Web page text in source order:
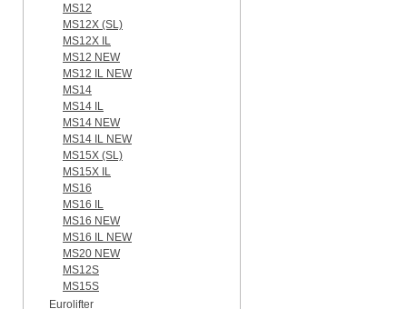
MS12
MS12X (SL)
MS12X IL
MS12 NEW
MS12 IL NEW
MS14
MS14 IL
MS14 NEW
MS14 IL NEW
MS15X (SL)
MS15X IL
MS16
MS16 IL
MS16 NEW
MS16 IL NEW
MS20 NEW
MS12S
MS15S
Eurolifter